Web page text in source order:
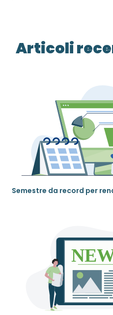
Articoli
Semestre da record per